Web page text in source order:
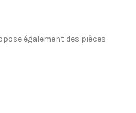
également des pièces